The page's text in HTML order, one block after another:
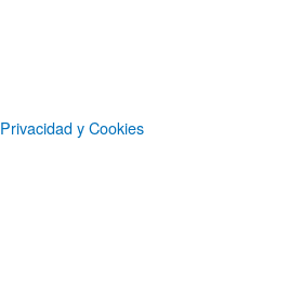
además te explica cómo lo hace
Privacidad y Cookies